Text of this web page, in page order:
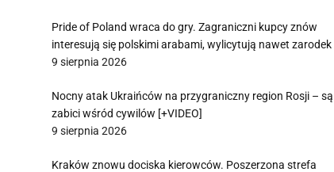
Pride of Poland wraca do gry. Zagraniczni kupcy znów
interesują się polskimi arabami, wylicytują nawet zarodek
9 sierpnia 2026
Nocny atak Ukraińców na przygraniczny region Rosji – są
zabici wśród cywilów [+VIDEO]
9 sierpnia 2026
Kraków znowu dociska kierowców. Poszerzona strefa